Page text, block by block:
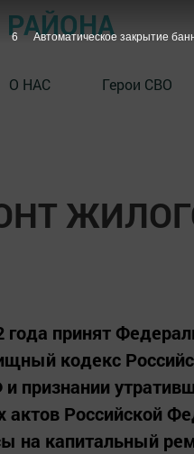
РАЙОНА
О НАС Герои СВО
года принят
кодекс
признании
Российской
на капитальный
5 Автоматическое закрытие